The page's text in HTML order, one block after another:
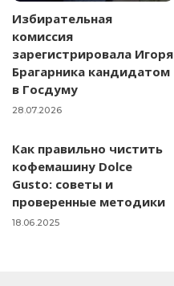
Избирательная
комиссия
зарегистрировала Игоря
Брагарника кандидатом
в Госдуму
28.07.2026
Как правильно чистить
кофемашину Dolce
Gusto: советы и
проверенные методики
18.06.2025